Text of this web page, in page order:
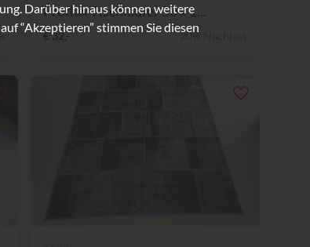
Proflax Tischläufer 50 x 1...
€ 32,- 20% Nachlass
Darüber hinaus können weitere
“Akzeptieren” stimmen Sie diesen